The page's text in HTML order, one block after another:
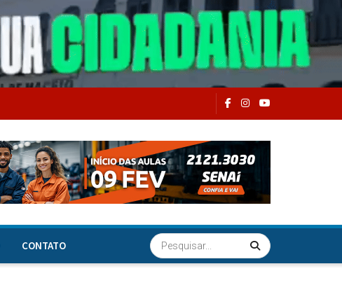
CONTATO